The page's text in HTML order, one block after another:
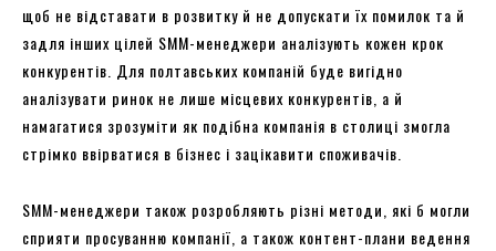
щоб не відставати в розвитку й не допускати їх помилок та й
задля інших цілей SMM-менеджери аналізують кожен крок
конкурентів. Для полтавських компаній буде вигідно
аналізувати ринок не лише місцевих конкурентів, а й
намагатися зрозуміти як подібна компанія в столиці змогла
стрімко ввірватися в бізнес і зацікавити споживачів.
SMM-менеджери також розробляють різні методи, які б могли
сприяти просуванню компанії, а також контент-плани ведення